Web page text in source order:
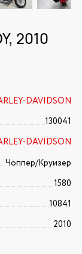
2010
DAVIDSON
130041
DAVIDSON
Чоппер/Круизер
1580
10841
2010